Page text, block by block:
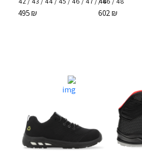
602₪
495₪